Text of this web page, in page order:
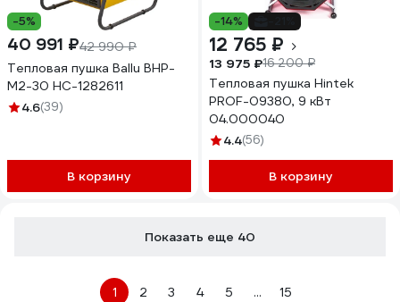
-5%
40 991 ₽42 990 ₽
Тепловая пушка Ballu BHP-
M2-30 НС-1282611
4.6(39)
В корзину
-14%
12 765 ₽
13 975 ₽16 200 ₽
Тепловая пушка Hintek
PROF-09380, 9 кВт
04.000040
4.4(56)
В корзину
Показать еще 40
1 2 3 4 5 ... 15